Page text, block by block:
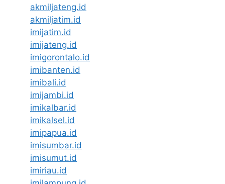
akmiljateng.id
akmiljatim.id
imijatim.id
imijateng.id
imigorontalo.id
imibanten.id
imibali.id
imijambi.id
imikalbar.id
imikalsel.id
imipapua.id
imisumbar.id
imisumut.id
imiriau.id